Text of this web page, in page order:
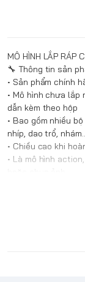
MÔ HÌNH LẮP RÁP
🔧 Thông tin sản
• Sản phẩm chính
• Mô hình chưa
dẫn kèm theo hộp
• Bao gồm nhiều
nhíp, dao trổ,
• Chiều cao khi
• Là mô hình
• Lắp ráp bằng
• Chất liệu: nhựa
kềm, nhíp, dao,